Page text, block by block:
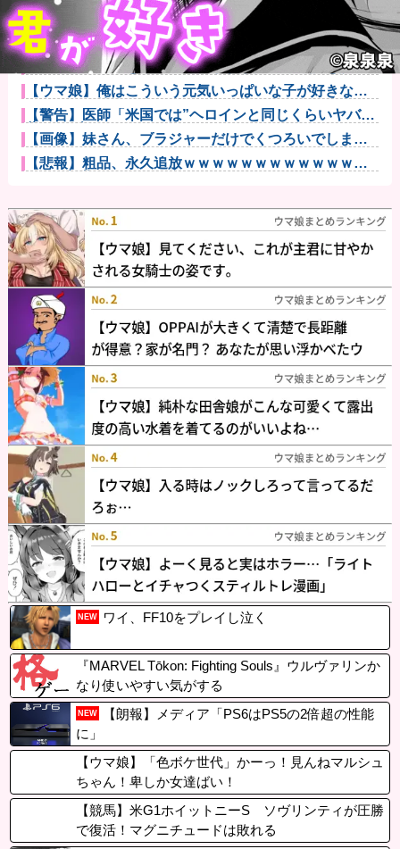
題に、「岩...
【まとめ】ノンシュガー炭酸水、「カッコつけてるだ
け」と一刀両...
『Dr.STONE』とかいうクソおもろい作品ｗｗｗ他
Amazon「注文をキャンセルしました。身分証を提出
してくだ...
【ウマ娘】俺はこういう元気いっぱいな子が好きなだ
けなんだ…他
【警告】医師「米国では”ヘロインと同じくらいヤバい
薬”が日本...
【画像】妹さん、ブラジャーだけでくつろいでしまう
ｗｗｗwｗｗ...
【悲報】粗品、永久追放ｗｗｗｗｗｗｗｗｗｗｗｗｗ
NEW ワイ、FF10をプレイし泣く
『MARVEL Tōkon: Fighting Souls』ウルヴァリンか
なり使いやすい気がする
NEW
【朗報】メディア「PS6はPS5の2倍超の性能
に」
【ウマ娘】「色ボケ世代」かーっ！見んねマルシュ
ちゃん！卑しか女達ばい！
【競馬】米G1ホイットニーS ソヴリンティが圧勝
で復活！マグニチュードは敗れる